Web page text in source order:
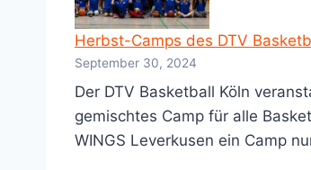
Herbst-Camps des DTV
September 30, 2024
Der DTV Basketball Köln
gemischtes Camp für alle
WINGS Leverkusen ein Camp